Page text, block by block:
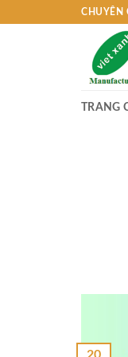
CHUYÊN
TRANG
20